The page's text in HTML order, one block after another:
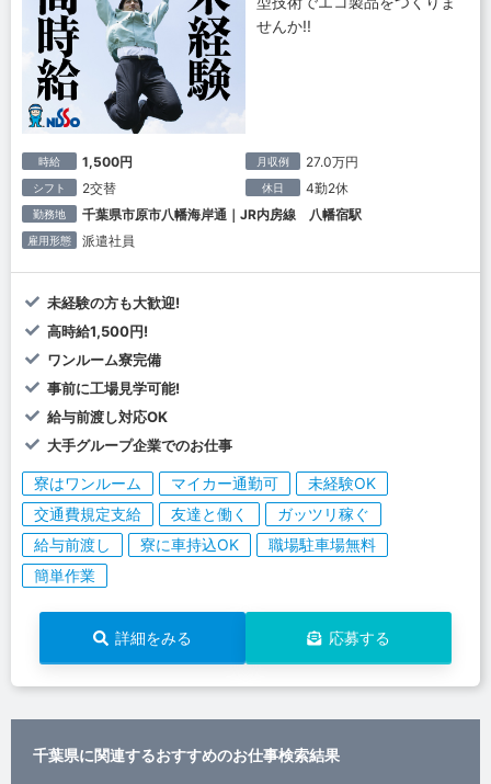
せんか!!
時給 1,500円 月収例 27.0万円
シフト 2交替 休日 4勤2休
勤務地 千葉県市原市八幡海岸通｜JR内房線 八幡宿駅
雇用形態 派遣社員
未経験の方も大歓迎!
高時給1,500円!
ワンルーム寮完備
事前に工場見学可能!
給与前渡し対応OK
大手グループ企業でのお仕事
寮はワンルーム マイカー通勤可
未経験OK
交通費規定支給
友達と働く
ガッツリ稼ぐ
給与前渡し
寮に車持込OK
職場駐車場無料
簡単作業
詳細をみる 応募する
千葉県に関連するおすすめのお仕事検索結果